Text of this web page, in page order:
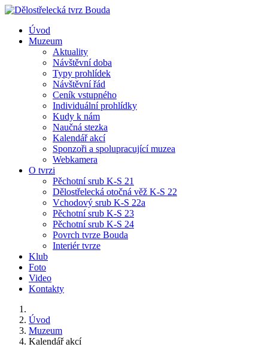
Úvod
Muzeum
Aktuality
Návštěvní doba
Typy prohlídek
Návštěvní řád
Ceník vstupného
Individuální prohlídky
Kudy k nám
Naučná stezka
Kalendář akcí
Sponzoři a spolupracující muzea
Webkamera
O tvrzi
Pěchotní srub K-S 21
Dělostřelecká otočná věž K-S 22
Vchodový srub K-S 22a
Pěchotní srub K-S 23
Pěchotní srub K-S 24
Povrch tvrze Bouda
Interiér tvrze
Klub
Foto
Video
Kontakty
Úvod
Muzeum
Kalendář akcí